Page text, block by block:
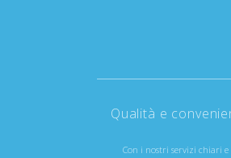
Qualità e
Con i nostri servizi chiari